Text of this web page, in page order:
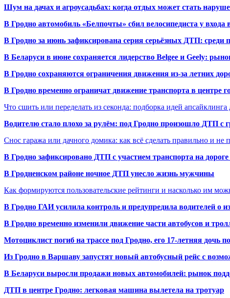
Шум на дачах и агроусадьбах: когда отдых может стать
В Гродно автомобиль «Белпочты» сбил велосипедиста у входа
В Гродно за июнь зафиксирована серия серьёзных ДТП: среди
В Беларуси в июне сохраняется лидерство Belgee и Geely:
В Гродно сохраняются ограничения движения из-за летних
В Гродно временно ограничат движение транспорта в центре
Что сшить или переделать из секонда: подборка идей апсайклинга
Водителю стало плохо за рулём: под Гродно произошло ДТП с
Снос гаража или дачного домика: как всё сделать правильно и не
В Гродно зафиксировано ДТП с участием транспорта на
В Гродненском районе ночное ДТП унесло жизнь мужчины
Как формируются пользовательские рейтинги и насколько им
В Гродно ГАИ усилила контроль и предупредила водителей о
В Гродно временно изменили движение части автобусов и
Мотоциклист погиб на трассе под Гродно, его 17-летняя дочь
Из Гродно в Варшаву запустят новый автобусный рейс с
В Беларуси выросли продажи новых автомобилей: рынок
ДТП в центре Гродно: легковая машина вылетела на тротуар